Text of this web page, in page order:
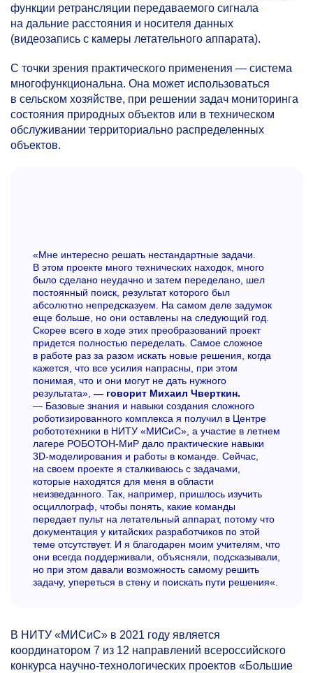
функции ретрансляции передаваемого сигнала
на дальние расстояния и носителя данных
(видеозапись с камеры летательного аппарата).
С точки зрения практического применения — система
многофункциональна. Она может использоваться
в сельском хозяйстве, при решении задач мониторинга
состояния природных объектов или в техническом
обслуживании территориально распределенных
объектов.
«Мне интересно решать нестандартные задачи.
В этом проекте много технических находок, много
было сделано неудачно и затем переделано, шел
постоянный поиск, результат которого был
абсолютно непредсказуем. На самом деле задумок
еще больше, но они оставлены на следующий год.
Скорее всего в ходе этих преобразований проект
придется полностью переделать. Самое сложное
в работе раз за разом искать новые решения, когда
кажется, что все усилия напрасны, при этом
понимая, что и они могут не дать нужного
результата», — говорит Михаил Чверткин.
— Базовые знания и навыки создания сложного
роботизированного комплекса я получил в Центре
робототехники в НИТУ «МИСиС», а участие в летнем
лагере РОБОТОН-МиР дало практические навыки
3D-моделирования и работы в команде. Сейчас,
на своем проекте я сталкиваюсь с задачами,
которые находятся для меня в области
неизведанного. Так, например, пришлось изучить
осциллограф, чтобы понять, какие команды
передает пульт на летательный аппарат, потому что
документация у китайских разработчиков по этой
теме отсутствует. И я благодарен моим учителям, что
они всегда поддерживали, объясняли, подсказывали,
но при этом давали возможность самому решить
задачу, упереться в стену и поискать пути решения«.
В НИТУ «МИСиС» в 2021 году является
координатором 7 из 12 направлений всероссийского
конкурса научно-технологических проектов «Большие